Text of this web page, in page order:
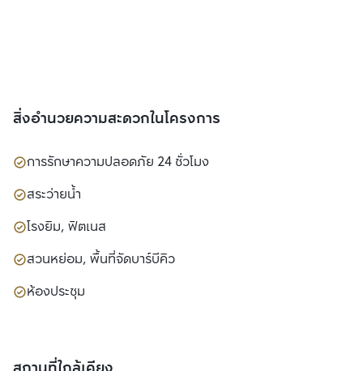
สิ่งอำนวยความสะดวกในโครงการ
การรักษาความปลอดภัย 24 ชั่วโมง
สระว่ายน้ำ
โรงยิม, ฟิตเนส
สวนหย่อม, พื้นที่จัดบาร์บีคิว
ห้องประชุม